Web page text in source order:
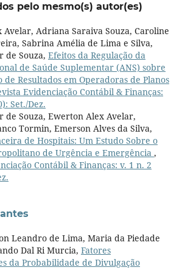
pelo mesmo(s) autor(es)
Adriana Saraiva Souza, Caroline
Sabrina Amélia de Lima e Silva,
de Souza, Efeitos da Regulação da
de Saúde Suplementar (ANS) sobre
de Resultados em Operadoras de Planos
Evidenciação Contábil & Finanças:
Set./Dez.
de Souza, Ewerton Alex Avelar,
Tormin, Emerson Alves da Silva,
de Hospitais: Um Estudo Sobre o
de Urgência e Emergência ,
Contábil & Finanças: v. 1 n. 2
Leandro de Lima, Maria da Piedade
Dal Ri Murcia, Fatores
da Probabilidade de Divulgação